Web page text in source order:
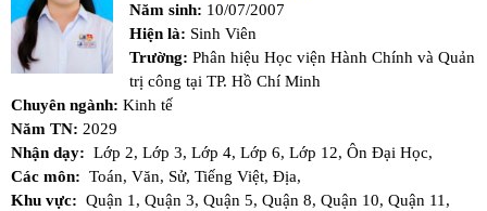
Năm sinh: 10/07/2007
Hiện là: Sinh Viên
Trường: Phân hiệu Học viện Hành Chính và Quản
trị công tại TP. Hồ Chí Minh
Chuyên ngành: Kinh tế
Năm TN: 2029
Nhận dạy: Lớp 2, Lớp 3, Lớp 4, Lớp 6, Lớp 12, Ôn Đại Học,
Các môn: Toán, Văn, Sử, Tiếng Việt, Địa,
Khu vực: Quận 1, Quận 3, Quận 5, Quận 8, Quận 10, Quận 11,